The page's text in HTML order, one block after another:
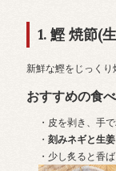
1. 鰹 焼節(
新鮮な鰹をじっくり
おすすめの食
・皮を剥き、手
・ 刻みネギと生姜
・少し炙ると香